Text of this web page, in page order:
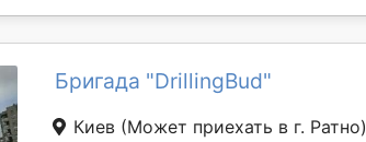
Бригада "DrillingBud"
Киев (Может приехать в г. Ратно)